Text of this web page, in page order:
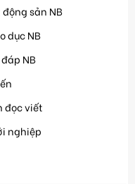
động sản NB
dục NB
NB
đọc viết
nghiệp